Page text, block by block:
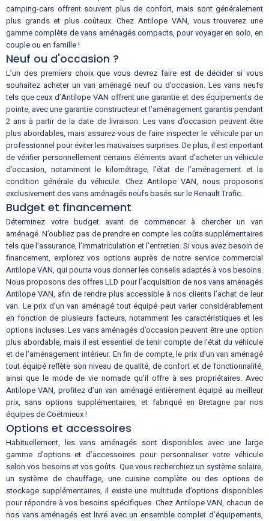
camping-cars offrent souvent plus de confort, mais sont généralement
plus grands et plus coûteux. Chez Antilope VAN, vous trouverez une
gamme complète de vans aménagés compacts, pour voyager en solo, en
couple ou en famille !
Neuf ou d'occasion ?
L’un des premiers choix que vous devrez faire est de décider si vous
souhaitez acheter un van aménagé neuf ou d’occasion. Les vans neufs
tels que ceux d’Antilope VAN offrent une garantie et des équipements de
pointe, avec une garantie constructeur et l’aménagement garantis pendant
2 ans à partir de la date de livraison. Les vans d’occasion peuvent être
plus abordables, mais assurez-vous de faire inspecter le véhicule par un
professionnel pour éviter les mauvaises surprises. De plus, il est important
de vérifier personnellement certains éléments avant d’acheter un véhicule
d’occasion, notamment le kilométrage, l’état de l’aménagement et la
condition générale du véhicule. Chez Antilope VAN, nous proposons
exclusivement des vans aménagés neufs basés sur le Renault Trafic.
Budget et financement
Déterminez votre budget avant de commencer à chercher un van
aménagé. N’oubliez pas de prendre en compte les coûts supplémentaires
tels que l’assurance, l’immatriculation et l’entretien. Si vous avez besoin de
financement, explorez vos options auprès de notre service commercial
Antilope VAN, qui pourra vous donner les conseils adaptés à vos besoins.
Nous proposons des offres LLD pour l’acquisition de nos vans aménagés
Antilope VAN, afin de rendre plus accessible à nos clients l’achat de leur
van. Le prix d’un van aménagé tout équipé peut varier considérablement
en fonction de plusieurs facteurs, notamment les caractéristiques et les
options incluses. Les vans aménagés d’occasion peuvent être une option
plus abordable, mais il est essentiel de tenir compte de l’état du véhicule
et de l’aménagement intérieur. En fin de compte, le prix d’un van aménagé
tout équipé reflète son niveau de qualité, de confort et de fonctionnalité,
ainsi que le mode de vie nomade qu’il offre à ses propriétaires. Avec
Antilope VAN, profitez d’un van aménagé entièrement équipé au meilleur
prix, sans options supplémentaires, et fabriqué en Bretagne par nos
équipes de Coëtmieux !
Options et accessoires
Habituellement, les vans aménagés sont disponibles avec une large
gamme d’options et d’accessoires pour personnaliser votre véhicule
selon vos besoins et vos goûts. Que vous recherchiez un système solaire,
un système de chauffage, une cuisine complète ou des options de
stockage supplémentaires, il existe une multitude d’options disponibles
pour répondre à vos besoins spécifiques. Chez Antilope VAN, chacun de
nos vans aménagés est livré avec un ensemble complet d’équipements,